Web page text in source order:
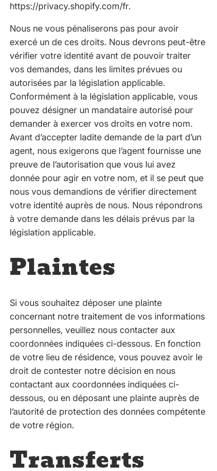
https://privacy.shopify.com/fr.
Nous ne vous pénaliserons pas pour avoir
exercé un de ces droits. Nous devrons peut-être
vérifier votre identité avant de pouvoir traiter
vos demandes, dans les limites prévues ou
autorisées par la législation applicable.
Conformément à la législation applicable, vous
pouvez désigner un mandataire autorisé pour
demander à exercer vos droits en votre nom.
Avant d’accepter ladite demande de la part d’un
agent, nous exigerons que l’agent fournisse une
preuve de l’autorisation que vous lui avez
donnée pour agir en votre nom, et il se peut que
nous vous demandions de vérifier directement
votre identité auprès de nous. Nous répondrons
à votre demande dans les délais prévus par la
législation applicable.
Plaintes
Si vous souhaitez déposer une plainte
concernant notre traitement de vos informations
personnelles, veuillez nous contacter aux
coordonnées indiquées ci-dessous. En fonction
de votre lieu de résidence, vous pouvez avoir le
droit de contester notre décision en nous
contactant aux coordonnées indiquées ci-
dessous, ou en déposant une plainte auprès de
l’autorité de protection des données compétente
de votre région.
Transferts